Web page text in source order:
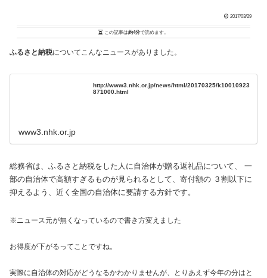
2017/03/29
この記事は約4分で読めます。
ふるさと納税についてこんなニュースがありました。
http://www3.nhk.or.jp/news/html/20170325/k10010923
871000.html
www3.nhk.or.jp
総務省は、ふるさと納税をした人に自治体が贈る返礼品について、 一
部の自治体で高額すぎるものが見られるとして、寄付額の ３割以下に
抑えるよう、近く全国の自治体に要請する方針です。
※ニュース元が無くなっているので書き方変えました
お得度が下がるってことですね。
実際に自治体の対応がどうなるかわかりませんが、とりあえず今年の分はと